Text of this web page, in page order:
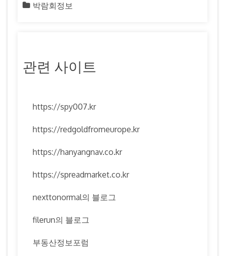
박람회정보
관련 사이트
https://spy007.kr
https://redgoldfromeurope.kr
https://hanyangnav.co.kr
https://spreadmarket.co.kr
nexttonormal의 블로그
filerun의 블로그
부동산정보포럼